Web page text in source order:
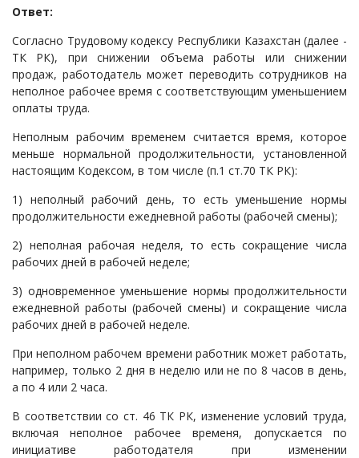
Предварительный квалификационный отбор «Самрук-
Қазына» (ПКО)
Некоммерческие организации
Лицензирование (разрешения и уведомления)
Исполнительное производство
Судопроизводство
Ответы государственных органов
Ответ:
Согласно Трудовому кодексу Республики Казахстан (далее -
ТК РК), при снижении объема работы или снижении
продаж, работодатель может переводить сотрудников на
неполное рабочее время с соответствующим уменьшением
оплаты труда.
Неполным рабочим временем считается время, которое
меньше нормальной продолжительности, установленной
настоящим Кодексом, в том числе (п.1 ст.70 ТК РК):
1) неполный рабочий день, то есть уменьшение нормы
продолжительности ежедневной работы (рабочей смены);
2) неполная рабочая неделя, то есть сокращение числа
рабочих дней в рабочей неделе;
3) одновременное уменьшение нормы продолжительности
ежедневной работы (рабочей смены) и сокращение числа
рабочих дней в рабочей неделе.
При неполном рабочем времени работник может работать,
например, только 2 дня в неделю или не по 8 часов в день,
а по 4 или 2 часа.
В соответствии со ст. 46 ТК РК, изменение условий труда,
включая неполное рабочее временя, допускается по
инициативе работодателя при изменении